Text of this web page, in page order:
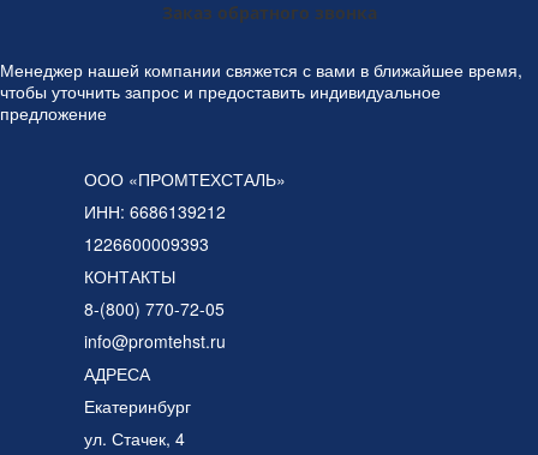
Заказ обратного звонка
Менеджер нашей компании свяжется с вами в ближайшее время,
чтобы уточнить запрос и предоставить индивидуальное
предложение
ООО «ПРОМТЕХСТАЛЬ»
ИНН: 6686139212
1226600009393
КОНТАКТЫ
8-(800) 770-72-05
info@promtehst.ru
АДРЕСА
Екатеринбург
ул. Стачек, 4